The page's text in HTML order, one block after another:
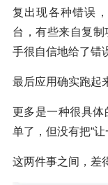
复出现各种错误
台，有些来自复
手很自信地给了错
最后应用确实跑起
更多是一种很具体
单了，但没有把“
这两件事之间，差